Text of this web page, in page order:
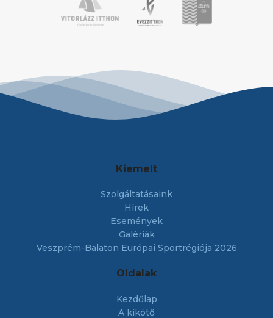
Kiemelt
Szolgáltatásaink
Hírek
Események
Galériák
Veszprém-Balaton Európai Sportrégiója 2026
Oldalak
Kezdőlap
A kikötő